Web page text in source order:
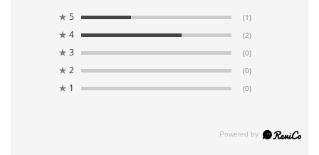
★ 5 (1)
★ 4 (2)
★ 3 (0)
★ 2 (0)
★ 1 (0)